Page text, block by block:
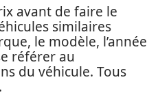
avant de faire le
similaires
le modèle, l’année
référer au
du véhicule. Tous